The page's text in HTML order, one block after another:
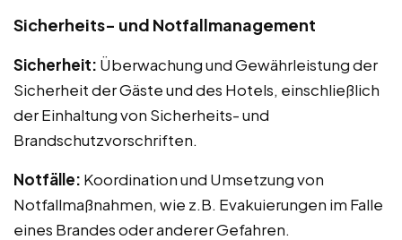
Sicherheits- und Notfallmanagement
Sicherheit: Überwachung und Gewährleistung der
Sicherheit der Gäste und des Hotels, einschließlich
der Einhaltung von Sicherheits- und
Brandschutzvorschriften.
Notfälle: Koordination und Umsetzung von
Notfallmaßnahmen, wie z.B. Evakuierungen im Falle
eines Brandes oder anderer Gefahren.